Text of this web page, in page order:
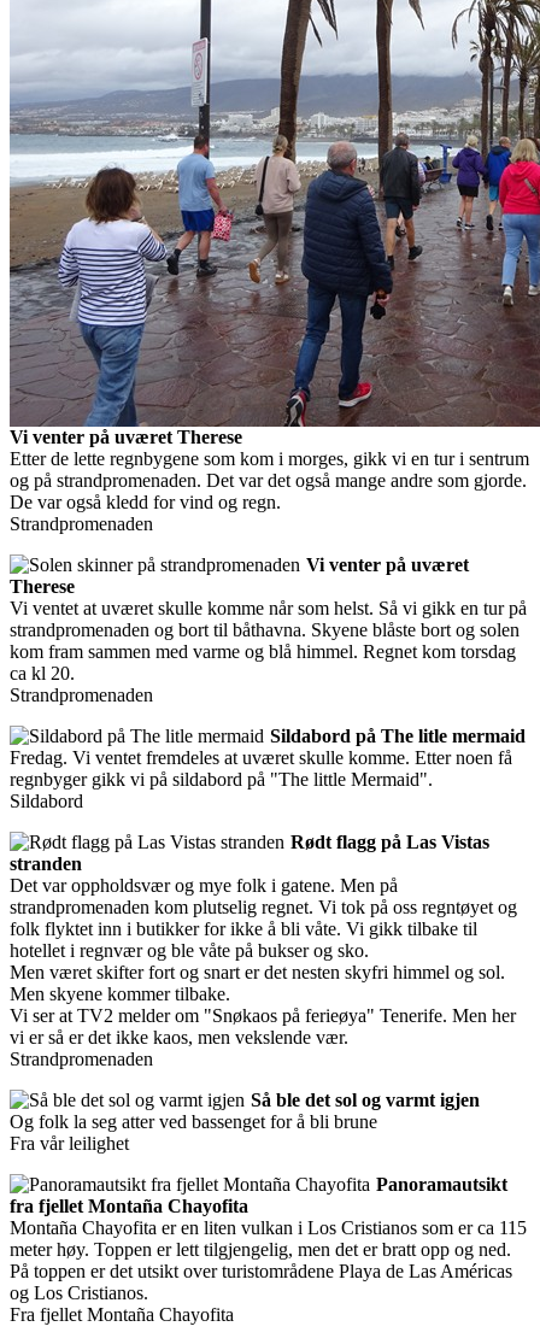
Vi venter på uværet Therese
Etter de lette regnbygene som kom i morges, gikk vi en tur i sentrum
og på strandpromenaden. Det var det også mange andre som gjorde.
De var også kledd for vind og regn.
Strandpromenaden
Vi venter på uværet
Therese
Vi ventet at uværet skulle komme når som helst. Så vi gikk en tur på
strandpromenaden og bort til båthavna. Skyene blåste bort og solen
kom fram sammen med varme og blå himmel. Regnet kom torsdag
ca kl 20.
Strandpromenaden
Sildabord på The litle mermaid
Fredag. Vi ventet fremdeles at uværet skulle komme. Etter noen få
regnbyger gikk vi på sildabord på "The little Mermaid".
Sildabord
Rødt flagg på Las Vistas
stranden
Det var oppholdsvær og mye folk i gatene. Men på
strandpromenaden kom plutselig regnet. Vi tok på oss regntøyet og
folk flyktet inn i butikker for ikke å bli våte. Vi gikk tilbake til
hotellet i regnvær og ble våte på bukser og sko.
Men været skifter fort og snart er det nesten skyfri himmel og sol.
Men skyene kommer tilbake.
Vi ser at TV2 melder om "Snøkaos på ferieøya" Tenerife. Men her
vi er så er det ikke kaos, men vekslende vær.
Strandpromenaden
Så ble det sol og varmt igjen
Og folk la seg atter ved bassenget for å bli brune
Fra vår leilighet
Panoramautsikt
fra fjellet Montaña Chayofita
Montaña Chayofita er en liten vulkan i Los Cristianos som er ca 115
meter høy. Toppen er lett tilgjengelig, men det er bratt opp og ned.
På toppen er det utsikt over turistområdene Playa de Las Américas
og Los Cristianos.
Fra fjellet Montaña Chayofita